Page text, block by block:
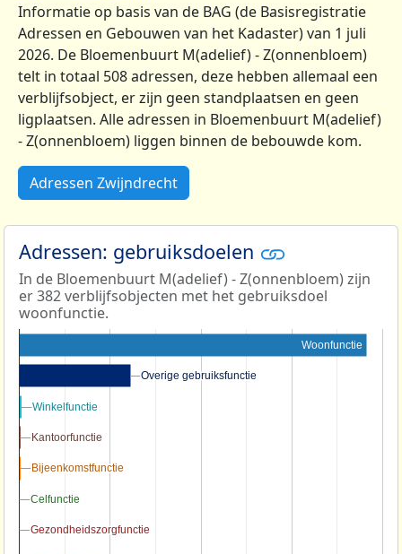
Informatie op basis van de BAG (de Basisregistratie
Adressen en Gebouwen van het Kadaster) van 1 juli
2026. De Bloemenbuurt M(adelief) - Z(onnenbloem)
telt in totaal 508 adressen, deze hebben allemaal een
verblijfsobject, er zijn geen standplaatsen en geen
ligplaatsen. Alle adressen in Bloemenbuurt M(adelief)
- Z(onnenbloem) liggen binnen de bebouwde kom.
Adressen Zwijndrecht
Adressen: gebruiksdoelen
In de Bloemenbuurt M(adelief) - Z(onnenbloem) zijn
er 382 verblijfsobjecten met het gebruiksdoel
woonfunctie.
Woonfunctie
Overige gebruiksfunctie
Overige gebruiksfunctie
Winkelfunctie
Winkelfunctie
Kantoorfunctie
Kantoorfunctie
Bijeenkomstfunctie
Bijeenkomstfunctie
Celfunctie
Celfunctie
Gezondheidszorgfunctie
Gezondheidszorgfunctie